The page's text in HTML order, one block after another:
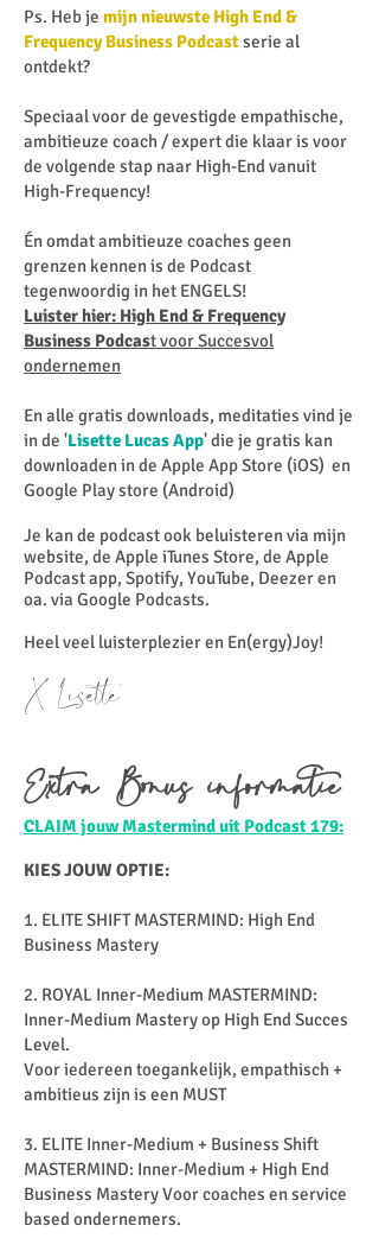
Ps. Heb je mijn nieuwste High End &
Frequency Business Podcastserie al
ontdekt?
Speciaal voor de gevestigde empathische,
ambitieuze coach / expert die klaar is voor
de volgende stap naar High-End vanuit
High-Frequency!
Én omdat ambitieuze coaches geen
grenzen kennen is de Podcast
tegenwoordig in het ENGELS!
Luister hier: High End & Frequency
Business Podcast voor Succesvol
ondernemen
En alle gratis downloads, meditaties vind je
in de 'Lisette Lucas App' die je gratis kan
downloaden in de Apple App Store (iOS) en
Google Play store (Android)
Je kan de podcast ook beluisteren via mijn
website, de Apple iTunes Store, de Apple
Podcast app, Spotify, YouTube, Deezer en
oa. via Google Podcasts.
Heel veel luisterplezier en En(ergy)Joy!
X Lisette
Extra Bonus informatie
CLAIM jouw Mastermind uit Podcast 179:
KIES JOUW OPTIE:
1. ELITE SHIFT MASTERMIND: High End
Business Mastery
2. ROYAL Inner-Medium MASTERMIND:
Inner-Medium Mastery op High End Succes
Level.
Voor iedereen toegankelijk, empathisch +
ambitieus zijn is een MUST
3. ELITE Inner-Medium + Business Shift
MASTERMIND: Inner-Medium + High End
Business Mastery Voor coaches en service
based ondernemers. ​